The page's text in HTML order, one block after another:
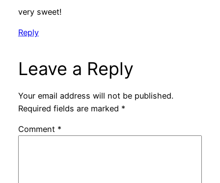
very sweet!
Reply
Leave a Reply
Your email address will not be published.
Required fields are marked *
Comment *